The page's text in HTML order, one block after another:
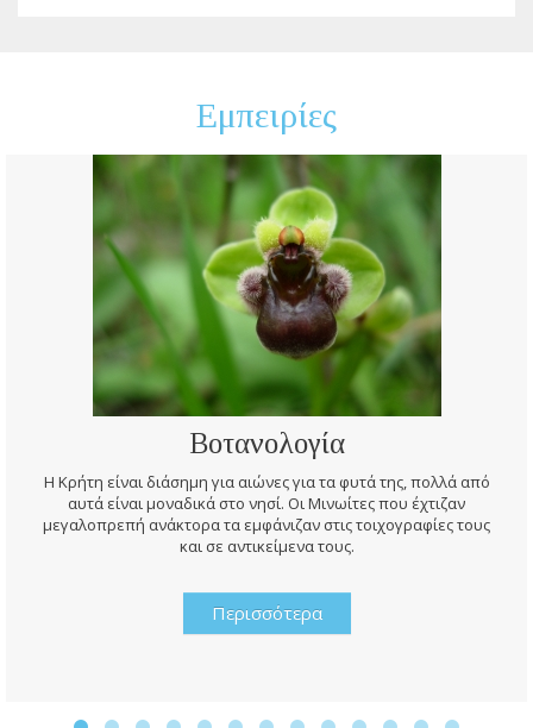
Εμπειρίες
Βοτανολογία
Η Κρήτη είναι διάσημη για αιώνες για τα φυτά της, πολλά από
αυτά είναι μοναδικά στο νησί. Οι Μινωίτες που έχτιζαν
μεγαλοπρεπή ανάκτορα τα εμφάνιζαν στις τοιχογραφίες τους
και σε αντικείμενα τους.
Περισσότερα